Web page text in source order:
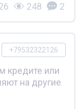
248 2
+79532322126
кредите или
на другие